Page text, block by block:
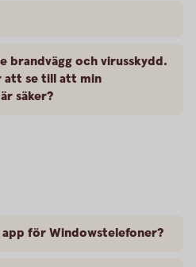
brandvägg och virusskydd.
att se till att min
säker?
för Windowstelefoner?